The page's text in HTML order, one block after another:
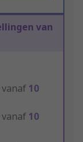
van
10
10